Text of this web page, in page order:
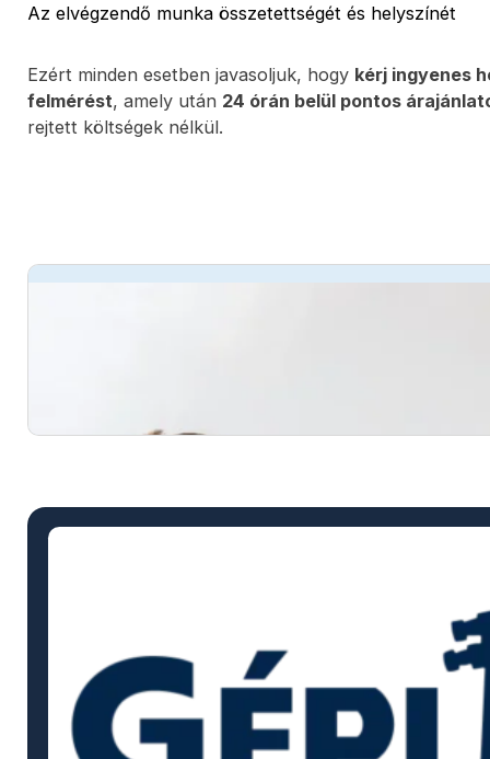
Az elvégzendő munka összetettségét és helyszínét
Ezért minden esetben javasoljuk, hogy kérj ingyenes
felmérést, amely után 24 órán belül pontos
rejtett költségek nélkül.